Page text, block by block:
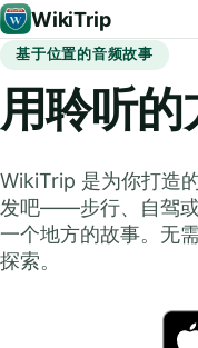
WikiTrip
基于位置的音频故事
用聆听的
WikiTrip 是为你打造
发吧——步行、自驾
一个地方的故事。无
探索。